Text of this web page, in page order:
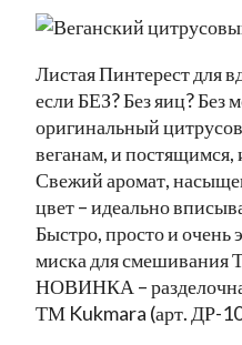
Листая Пинтерест для
если БЕЗ? Без яиц? Без
оригинальный
веганам, и постящимся,
Свежий аромат,
цвет – идеально
Быстро, просто и
миска для смешивания
НОВИНКА –
ТМ Kukmara (арт. ДР-